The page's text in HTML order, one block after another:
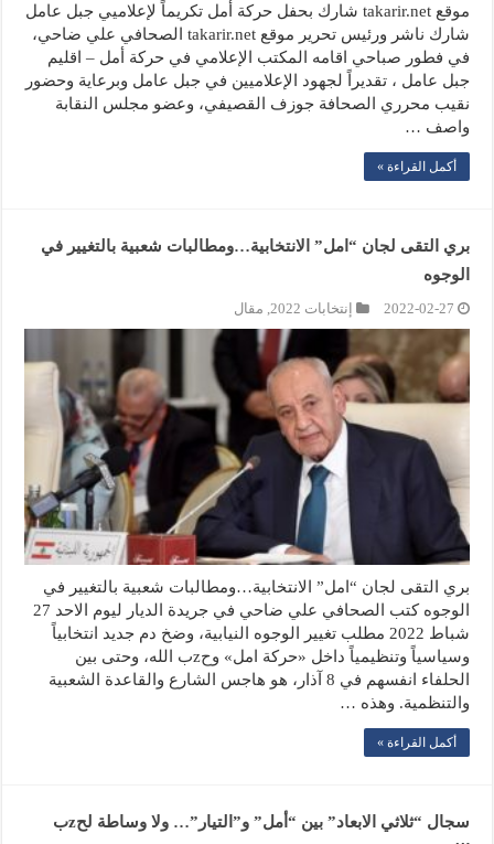
موقع takarir.net شارك بحفل حركة أمل تكريماً لإعلاميي جبل عامل
شارك ناشر ورئيس تحرير موقع takarir.net الصحافي علي ضاحي،
في فطور صباحي اقامه المكتب الإعلامي في حركة أمل – اقليم
جبل عامل ، تقديراً لجهود الإعلاميين في جبل عامل وبرعاية وحضور
نقيب محرري الصحافة جوزف القصيفي، وعضو مجلس النقابة
واصف …
أكمل القراءة »
بري التقى لجان “امل” الانتخابية…ومطالبات شعبية بالتغيير في
الوجوه
2022-02-27 إنتخابات 2022 مقال
بري التقى لجان “امل” الانتخابية…ومطالبات شعبية بالتغيير في
الوجوه كتب الصحافي علي ضاحي في جريدة الديار ليوم الاحد 27
شباط 2022 مطلب تغيير الوجوه النيابية، وضخ دم جديد انتخابياً
وسياسياً وتنظيمياً داخل «حركة امل» وحzب الله، وحتى بين
الحلفاء انفسهم في 8 آذار، هو هاجس الشارع والقاعدة الشعبية
والتنظمية. وهذه …
أكمل القراءة »
سجال “ثلاثي الابعاد” بين “أمل” و”التيار”… ولا وساطة لحzب